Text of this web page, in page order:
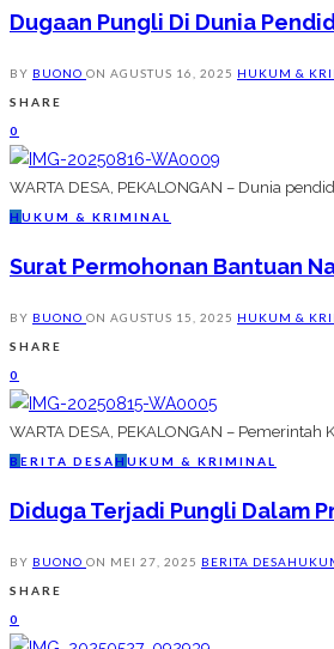
Dugaan Pungli Di Dunia
BY BUONO ON AGUSTUS 16, 2025 HUKUM &
SHARE
0
WARTA DESA, PEKALONGAN – Dunia
H UKUM & KRIMINAL
Surat Permohonan Bantuan
BY BUONO ON AGUSTUS 15, 2025 HUKUM &
SHARE
0
WARTA DESA, PEKALONGAN –
B ERITA DESAH UKUM & KRIMINAL
Diduga Terjadi Pungli Dalam
BY BUONO ON MEI 27, 2025 BERITA DESA
SHARE
0